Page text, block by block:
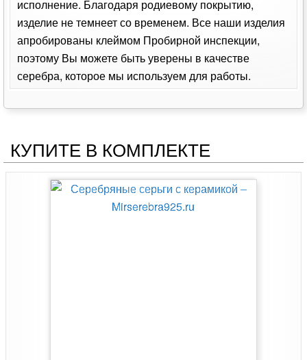
исполнение. Благодаря родиевому покрытию,
изделие не темнеет со временем. Все наши изделия
апробированы клеймом Пробирной инспекции,
поэтому Вы можете быть уверены в качестве
серебра, которое мы используем для работы.
КУПИТЕ В КОМПЛЕКТЕ